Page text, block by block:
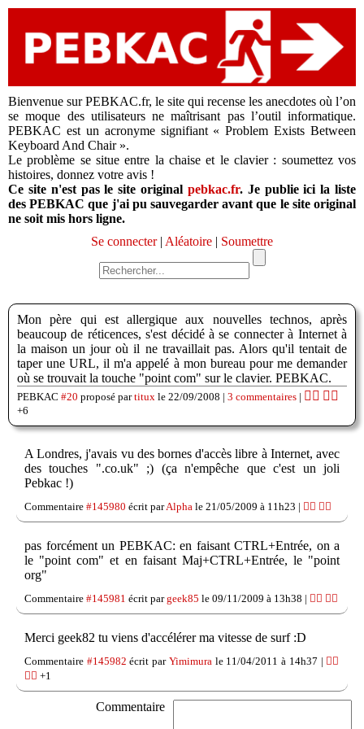
Bienvenue sur PEBKAC.fr, le site qui recense les anecdotes où l’on
se moque des utilisateurs ne maîtrisant pas l’outil informatique.
PEBKAC est un acronyme signifiant « Problem Exists Between
Keyboard And Chair ».
Le problème se situe entre la chaise et le clavier : soumettez vos
histoires, donnez votre avis !
Ce site n'est pas le site original pebkac.fr. Je publie ici la liste
des PEBKAC que j'ai pu sauvegarder avant que le site original
ne soit mis hors ligne.
Se connecter| Aléatoire | Soumettre
Mon père qui est allergique aux nouvelles technos, après
beaucoup de réticences, s'est décidé à se connecter à Internet à
la maison un jour où il ne travaillait pas. Alors qu'il tentait de
taper une URL, il m'a appelé à mon bureau pour me demander
où se trouvait la touche "point com" sur le clavier. PEBKAC.
PEBKAC #20 proposé partitux le 22/09/2008 | 3 commentaires | 👍🏽 👎🏽
+6
A Londres, j'avais vu des bornes d'accès libre à Internet, avec
des touches ".co.uk" ;) (ça n'empêche que c'est un joli
Pebkac !)
Commentaire #145980 écrit parAlpha le 21/05/2009 à 11h23 | 👍🏽 👎🏽
pas forcément un PEBKAC: en faisant CTRL+Entrée, on a
le "point com" et en faisant Maj+CTRL+Entrée, le "point
org"
Commentaire #145981 écrit pargeek85 le 09/11/2009 à 13h38 | 👍🏽 👎🏽
Merci geek82 tu viens d'accélérer ma vitesse de surf :D
Commentaire #145982 écrit par Yimimurale 11/04/2011 à 14h37 | 👍🏽
👎🏽 +1
Commentaire